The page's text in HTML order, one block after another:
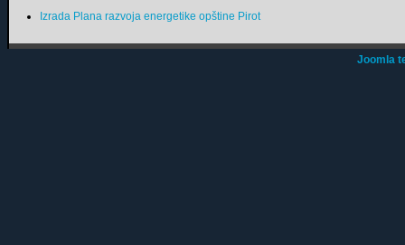
Izrada Plana razvoja energetike opštine Pirot
Joomla